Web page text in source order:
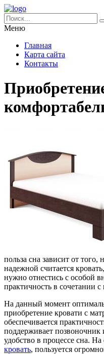
Меню
Главная
Карта сайта
Контакты
польза сна зависит от того,
надежной считается
нужно отнестись с особой
практичность в сочетании
На данный момент
приобретение кровати с
обеспечивается
поддерживает позвоночник
удобство в процессе сна.
кровать, пользуется